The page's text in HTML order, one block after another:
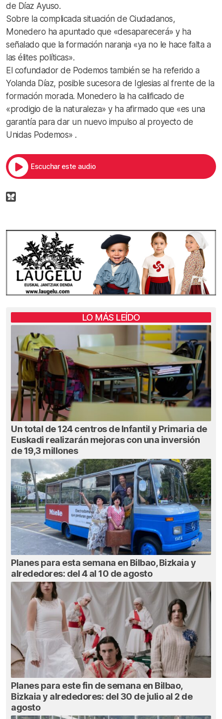
de Díaz Ayuso.
Sobre la complicada situación de Ciudadanos,
Monedero ha apuntado que «desaparecerá» y ha
señalado que la formación naranja «ya no le hace falta a
las élites políticas».
El cofundador de Podemos también se ha referido a
Yolanda Díaz, posible sucesora de Iglesias al frente de la
formación morada. Monedero la ha calificado de
«prodigio de la naturaleza» y ha afirmado que «es una
garantía para dar un nuevo impulso al proyecto de
Unidas Podemos» .
Escuchar este audio
LO MÁS LEÍDO
Un total de 124 centros de Infantil y Primaria de
Euskadi realizarán mejoras con una inversión
de 19,3 millones
Planes para esta semana en Bilbao, Bizkaia y
alrededores: del 4 al 10 de agosto
Planes para este fin de semana en Bilbao,
Bizkaia y alrededores: del 30 de julio al 2 de
agosto